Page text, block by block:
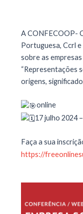
A CONFECOOP-
Portuguesa, Ccrl e
sobre as
“Representações
origens,
online
17 julho 2024
Faça a sua
https://